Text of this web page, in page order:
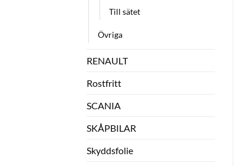
Till sätet
Övriga
RENAULT
Rostfritt
SCANIA
SKÅPBILAR
Skyddsfolie